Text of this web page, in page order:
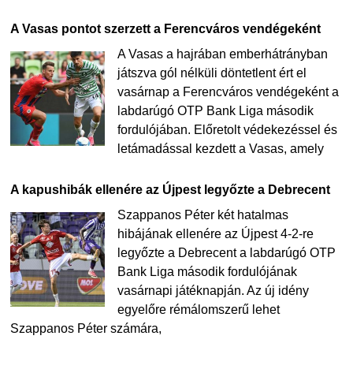
A Vasas pontot szerzett a Ferencváros vendégeként
A Vasas a hajrában emberhátrányban
játszva gól nélküli döntetlent ért el
vasárnap a Ferencváros vendégeként a
labdarúgó OTP Bank Liga második
fordulójában. Előretolt védekezéssel és
letámadással kezdett a Vasas, amely
A kapushibák ellenére az Újpest legyőzte a Debrecent
Szappanos Péter két hatalmas
hibájának ellenére az Újpest 4-2-re
legyőzte a Debrecent a labdarúgó OTP
Bank Liga második fordulójának
vasárnapi játéknapján. Az új idény
egyelőre rémálomszerű lehet
Szappanos Péter számára,